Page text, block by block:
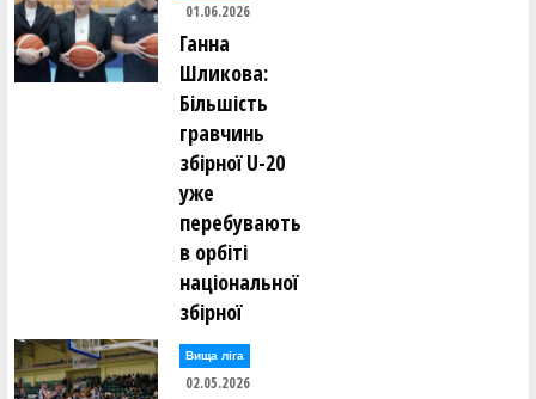
01.06.2026
Ганна
Шликова:
Більшість
гравчинь
збірної U-20
уже
перебувають
в орбіті
національної
збірної
Вища лiга
02.05.2026